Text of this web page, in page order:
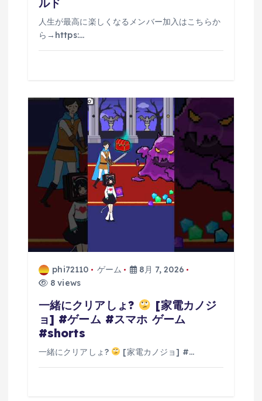
ルド
人生が最高に楽しくなるメンバー加入はこちらか
ら→https:…
phi72110 ゲーム
8月 7, 2026
8 views
一緒にクリアしょ?
[家電カノジ
ョ] #ゲーム #スマホ ゲーム
#shorts
一緒にクリアしょ? [家電カノジョ] #…